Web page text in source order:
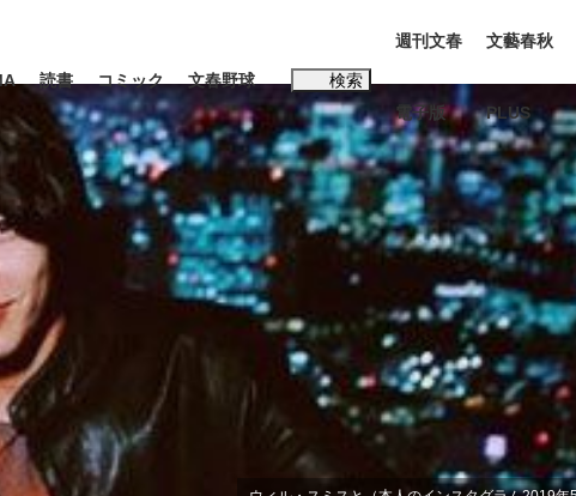
インタビュー 読書
」本田圭佑が初めて明かした日本代表監督に...
れのK-POPアイドルたち
読書 コミック 文春野球 検索
紀
#松田聖子
週刊文春
電子版
文藝春秋
PLUS